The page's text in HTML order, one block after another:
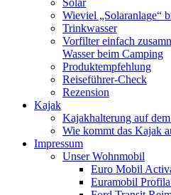
Wieviel „Solaranlage“
Trinkwasser
Vorfilter einfach
Wasser beim Camping
Produktempfehlung
Reiseführer-Check
Rezension
Kajak
Kajakhalterung auf
Wie kommt das Kajak
Impressum
Unser Wohnmobil
Euro Mobil
Euramobil